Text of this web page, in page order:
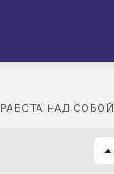
РАБОТА НАД СОБОЙ